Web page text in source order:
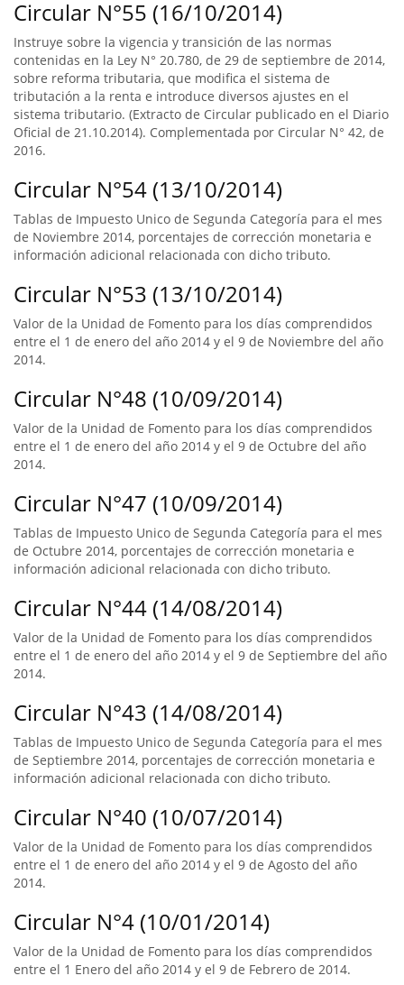
Circular N°55 (16/10/2014)
Instruye sobre la vigencia y transición de las normas
contenidas en la Ley N° 20.780, de 29 de septiembre de 2014,
sobre reforma tributaria, que modifica el sistema de
tributación a la renta e introduce diversos ajustes en el
sistema tributario. (Extracto de Circular publicado en el Diario
Oficial de 21.10.2014). Complementada por Circular N° 42, de
2016.
Circular N°54 (13/10/2014)
Tablas de Impuesto Unico de Segunda Categoría para el mes
de Noviembre 2014, porcentajes de corrección monetaria e
información adicional relacionada con dicho tributo.
Circular N°53 (13/10/2014)
Valor de la Unidad de Fomento para los días comprendidos
entre el 1 de enero del año 2014 y el 9 de Noviembre del año
2014.
Circular N°48 (10/09/2014)
Valor de la Unidad de Fomento para los días comprendidos
entre el 1 de enero del año 2014 y el 9 de Octubre del año
2014.
Circular N°47 (10/09/2014)
Tablas de Impuesto Unico de Segunda Categoría para el mes
de Octubre 2014, porcentajes de corrección monetaria e
información adicional relacionada con dicho tributo.
Circular N°44 (14/08/2014)
Valor de la Unidad de Fomento para los días comprendidos
entre el 1 de enero del año 2014 y el 9 de Septiembre del año
2014.
Circular N°43 (14/08/2014)
Tablas de Impuesto Unico de Segunda Categoría para el mes
de Septiembre 2014, porcentajes de corrección monetaria e
información adicional relacionada con dicho tributo.
Circular N°40 (10/07/2014)
Valor de la Unidad de Fomento para los días comprendidos
entre el 1 de enero del año 2014 y el 9 de Agosto del año
2014.
Circular N°4 (10/01/2014)
Valor de la Unidad de Fomento para los días comprendidos
entre el 1 Enero del año 2014 y el 9 de Febrero de 2014.